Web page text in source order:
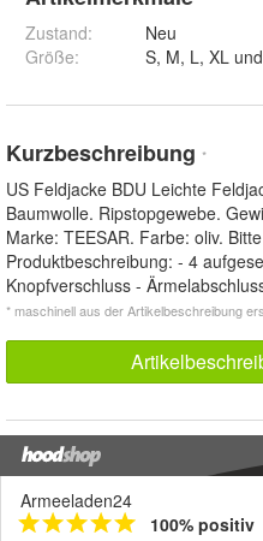
Zustand:
Neu
Größe:
Kurzbeschreibung *
US Feldjacke BDU Leichte
Baumwolle. Ripstopgewebe.
Marke: TEESAR. Farbe: oliv.
Produktbeschreibung: - 4
Knopfverschluss -
* maschinell aus der Artikelbeschreibung
Armeeladen24
100% positiv